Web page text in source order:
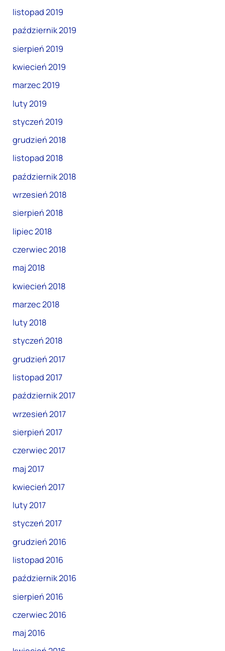
listopad 2019
październik 2019
sierpień 2019
kwiecień 2019
marzec 2019
luty 2019
styczeń 2019
grudzień 2018
listopad 2018
październik 2018
wrzesień 2018
sierpień 2018
lipiec 2018
czerwiec 2018
maj 2018
kwiecień 2018
marzec 2018
luty 2018
styczeń 2018
grudzień 2017
listopad 2017
październik 2017
wrzesień 2017
sierpień 2017
czerwiec 2017
maj 2017
kwiecień 2017
luty 2017
styczeń 2017
grudzień 2016
listopad 2016
październik 2016
sierpień 2016
czerwiec 2016
maj 2016